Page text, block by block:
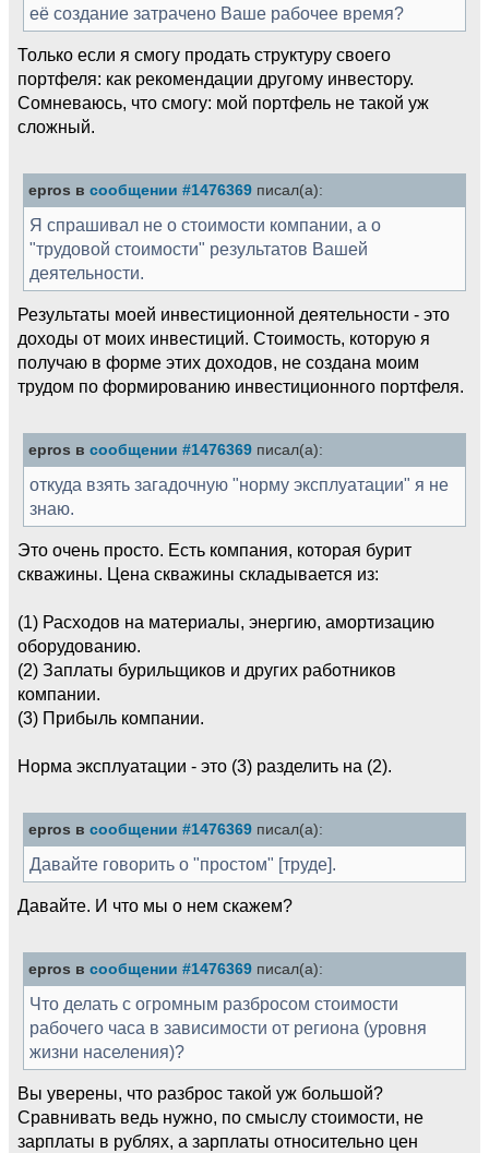
её создание затрачено Ваше рабочее время?
Только если я смогу продать структуру своего
портфеля: как рекомендации другому инвестору.
Сомневаюсь, что смогу: мой портфель не такой уж
сложный.
epros в сообщении #1476369 писал(а):
Я спрашивал не о стоимости компании, а о
"трудовой стоимости" результатов Вашей
деятельности.
Результаты моей инвестиционной деятельности - это
доходы от моих инвестиций. Стоимость, которую я
получаю в форме этих доходов, не создана моим
трудом по формированию инвестиционного портфеля.
epros в сообщении #1476369 писал(а):
откуда взять загадочную "норму эксплуатации" я не
знаю.
Это очень просто. Есть компания, которая бурит
скважины. Цена скважины складывается из:
(1) Расходов на материалы, энергию, амортизацию
оборудованию.
(2) Заплаты бурильщиков и других работников
компании.
(3) Прибыль компании.
Норма эксплуатации - это (3) разделить на (2).
epros в сообщении #1476369 писал(а):
Давайте говорить о "простом" [трудe].
Давайте. И что мы о нем скажем?
epros в сообщении #1476369 писал(а):
Что делать с огромным разбросом стоимости
рабочего часа в зависимости от региона (уровня
жизни населения)?
Вы уверены, что разброс такой уж большой?
Сравнивать ведь нужно, по смыслу стоимости, не
зарплаты в рублях, а зарплаты относительно цен